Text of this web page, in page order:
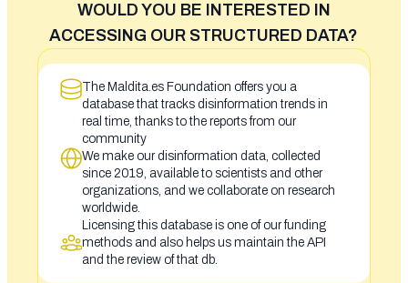
WOULD YOU BE INTERESTED IN
ACCESSING OUR STRUCTURED DATA?
The Maldita.es Foundation offers you a
database that tracks disinformation trends in
real time, thanks to the reports from our
community
We make our disinformation data, collected
since 2019, available to scientists and other
organizations, and we collaborate on research
worldwide.
Licensing this database is one of our funding
methods and also helps us maintain the API
and the review of that db.